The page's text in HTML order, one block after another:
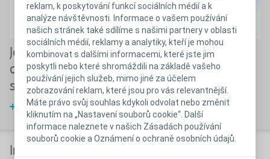
reklam, k poskytování funkcí sociálních médií a k
analýze návštěvnosti. Informace o vašem používání
našich stránek také sdílíme s našimi partnery v oblasti
sociálních médií, reklamy a analytiky, kteří je mohou
kombinovat s dalšími informacemi, které jste jim
poskytli nebo které shromáždili na základě vašeho
používání jejich služeb, mimo jiné za účelem
zobrazování reklam, které jsou pro vás relevantnější.
Máte právo svůj souhlas kdykoli odvolat nebo změnit
kliknutím na „Nastavení souborů cookie“. Další
informace naleznete v našich Zásadách používání
souborů cookie a Oznámení o ochraně osobních údajů.
Jak funguje trávicí
a vylučovací
soustava?
Zjistit více
Jaké jsou druhy
stomií?
Zjistit více
Informace o životním stylu